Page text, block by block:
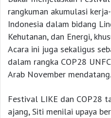
rangkuman akumulasi
Indonesia dalam bidang
Kehutanan, dan Energi,
Acara ini juga sekaligus
dalam rangka COP28
Arab November mendatang.
Festival LIKE dan COP28
ajang, Siti menilai upaya